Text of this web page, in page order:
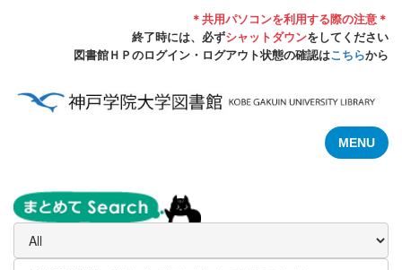
＊共用パソコンを利用する際の注意＊
終了時には、必ずシャットダウンをしてください
図書館ＨＰのログイン・ログアウト状態の確認はこちらから
MENU